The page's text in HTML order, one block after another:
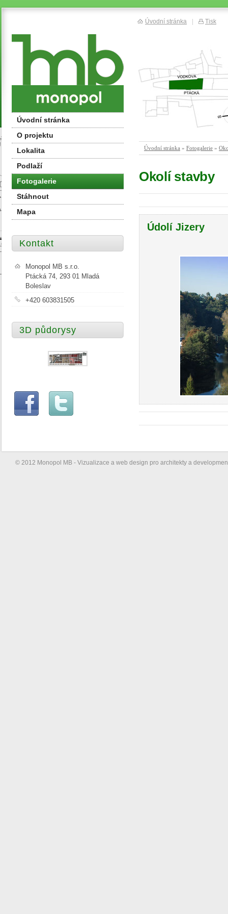
Úvodní stránka » Fotogalerie »
Okolí stavby
Údolí Jizery
Úvodní stránka
O projektu
Lokalita
Podlaží
Fotogalerie
Stáhnout
Mapa
Kontakt
Monopol MB s.r.o.
Ptácká 74, 293 01 Mladá
Boleslav
+420 603831505
3D půdorysy
Úvodní stránka | Tisk
© 2012 Monopol MB - Vizualizace a web design pro architekty a